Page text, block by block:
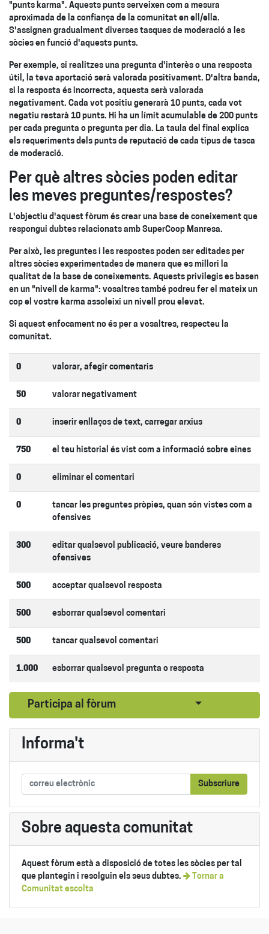
"punts karma". Aquests punts serveixen com a mesura
aproximada de la confiança de la comunitat en ell/ella.
S'assignen gradualment diverses tasques de moderació a les
sòcies en funció d'aquests punts.
Per exemple, si realitzes una pregunta d'interès o una resposta
útil, la teva aportació serà valorada positivament. D'altra banda,
si la resposta és incorrecta, aquesta serà valorada
negativament. Cada vot positiu generarà 10 punts, cada vot
negatiu restarà 10 punts. Hi ha un límit acumulable de 200 punts
per cada pregunta o pregunta per dia. La taula del final explica
els requeriments dels punts de reputació de cada tipus de tasca
de moderació.
Per què altres sòcies poden editar
les meves preguntes/respostes?
L'objectiu d'aquest fòrum és crear una base de coneixement que
respongui dubtes relacionats amb SuperCoop Manresa.
Per això, les preguntes i les respostes poden ser editades per
altres sòcies experimentades de manera que es millori la
qualitat de la base de coneixements. Aquests privilegis es basen
en un "nivell de karma": vosaltres també podreu fer el mateix un
cop el vostre karma assoleixi un nivell prou elevat.
Si aquest enfocament no és per a vosaltres, respecteu la
comunitat.
0 valorar, afegir comentaris
50 valorar negativament
0 inserir enllaços de text, carregar arxius
750 el teu historial és vist com a informació sobre eines
0 eliminar el comentari
0
tancar les preguntes pròpies, quan són vistes com a
ofensives
300
editar qualsevol publicació, veure banderes
ofensives
500 acceptar qualsevol resposta
500 esborrar qualsevol comentari
500 tancar qualsevol comentari
1.000 esborrar qualsevol pregunta o resposta
Participa al fòrum Seleccionar
Informa't
Subscriure
Sobre aquesta comunitat
Aquest fòrum està a disposició de totes les sòcies per tal
que plantegin i resolguin els seus dubtes.
Tornar a
Comunitat escolta